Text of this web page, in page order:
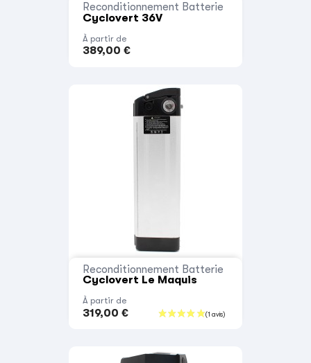
Reconditionnement Batterie
Cyclovert 36V
À partir de
389,00 €
Reconditionnement Batterie
Cyclovert Le Maquis
À partir de
319,00 €